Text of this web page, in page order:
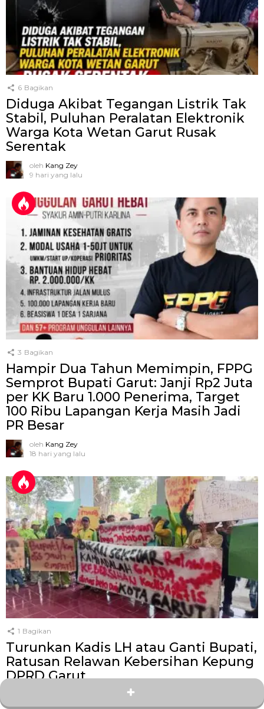
6 Bagikan
Diduga Akibat Tegangan Listrik Tak
Stabil, Puluhan Peralatan Elektronik
Warga Kota Wetan Garut Rusak
Serentak
oleh Kang Zey
9 hari yang lalu
3 Bagikan
Hampir Dua Tahun Memimpin, FPPG
Semprot Bupati Garut: Janji Rp2 Juta
per KK Baru 1.000 Penerima, Target
100 Ribu Lapangan Kerja Masih Jadi
PR Besar
oleh Kang Zey
18 hari yang lalu
1 Bagikan
Turunkan Kadis LH atau Ganti Bupati,
Ratusan Relawan Kebersihan Kepung
DPRD Garut